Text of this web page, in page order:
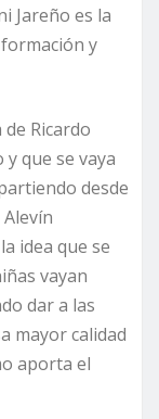
Jareño es la
y
Ricardo
que se vaya
desde
idea que se
vayan
dar a las
mayor calidad
aporta el